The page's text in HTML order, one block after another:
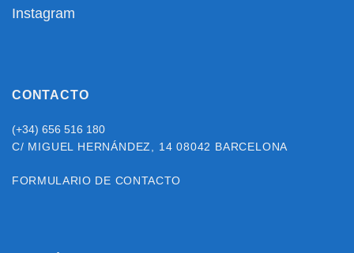
Instagram
CONTACTO
(+34) 656 516 180
C/ MIGUEL HERNÁNDEZ, 1408042 BARCELONA
FORMULARIO DE CONTACTO